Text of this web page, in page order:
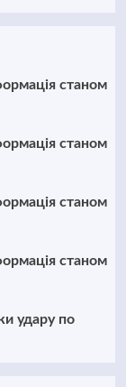
станом
станом
станом
станом
удару по